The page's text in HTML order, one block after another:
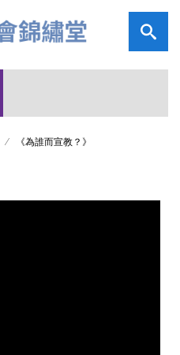
《為誰而宣教？》